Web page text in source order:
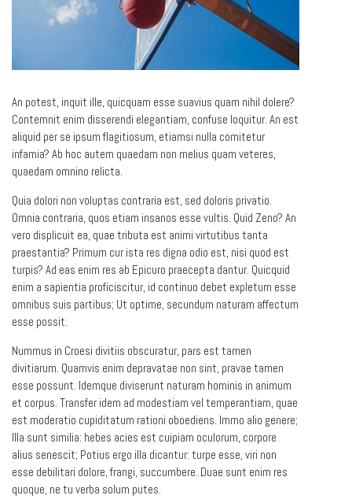
An potest, inquit ille, quicquam esse suavius quam nihil dolere?
Contemnit enim disserendi elegantiam, confuse loquitur. An est
aliquid per se ipsum flagitiosum, etiamsi nulla comitetur
infamia? Ab hoc autem quaedam non melius quam veteres,
quaedam omnino relicta.
Quia dolori non voluptas contraria est, sed doloris privatio.
Omnia contraria, quos etiam insanos esse vultis. Quid Zeno? An
vero displicuit ea, quae tributa est animi virtutibus tanta
praestantia? Primum cur ista res digna odio est, nisi quod est
turpis? Ad eas enim res ab Epicuro praecepta dantur. Quicquid
enim a sapientia proficiscitur, id continuo debet expletum esse
omnibus suis partibus; Ut optime, secundum naturam affectum
esse possit.
Nummus in Croesi divitiis obscuratur, pars est tamen
divitiarum. Quamvis enim depravatae non sint, pravae tamen
esse possunt. Idemque diviserunt naturam hominis in animum
et corpus. Transfer idem ad modestiam vel temperantiam, quae
est moderatio cupiditatum rationi oboediens. Immo alio genere;
Illa sunt similia: hebes acies est cuipiam oculorum, corpore
alius senescit; Potius ergo illa dicantur: turpe esse, viri non
esse debilitari dolore, frangi, succumbere. Duae sunt enim res
quoque, ne tu verba solum putes.